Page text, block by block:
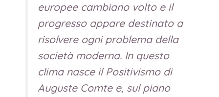
europee cambiano volto e il
progresso appare destinato a
risolvere ogni problema della
società moderna. In questo
clima nasce il Positivismo di
Auguste Comte e, sul piano